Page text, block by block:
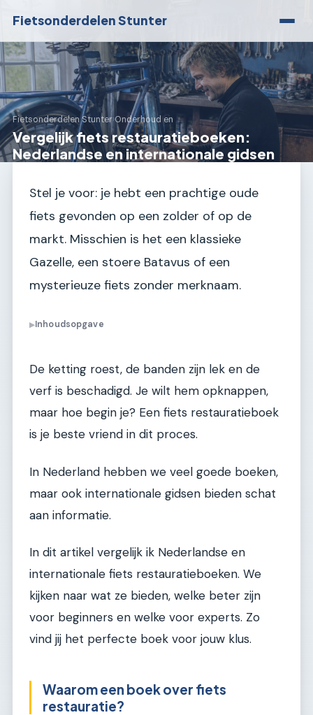
Fietsonderdelen Stunter
Fietsonderdelen Stunter›Onderhoud en
Vergelijk fiets restauratieboeken:
Nederlandse en internationale gidsen
Stel je voor: je hebt een prachtige oude
fiets gevonden op een zolder of op de
markt. Misschien is het een klassieke
Gazelle, een stoere Batavus of een
mysterieuze fiets zonder merknaam.
▶Inhoudsopgave
De ketting roest, de banden zijn lek en de
verf is beschadigd. Je wilt hem opknappen,
maar hoe begin je? Een fiets restauratieboek
is je beste vriend in dit proces.
In Nederland hebben we veel goede boeken,
maar ook internationale gidsen bieden schat
aan informatie.
In dit artikel vergelijk ik Nederlandse en
internationale fiets restauratieboeken. We
kijken naar wat ze bieden, welke beter zijn
voor beginners en welke voor experts. Zo
vind jij het perfecte boek voor jouw klus.
Waarom een boek over fiets
restauratie?